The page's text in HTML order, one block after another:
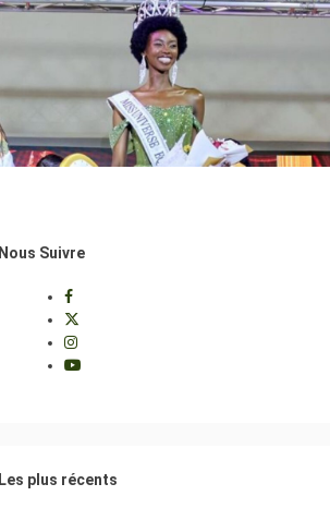
Nous Suivre
Les plus récents